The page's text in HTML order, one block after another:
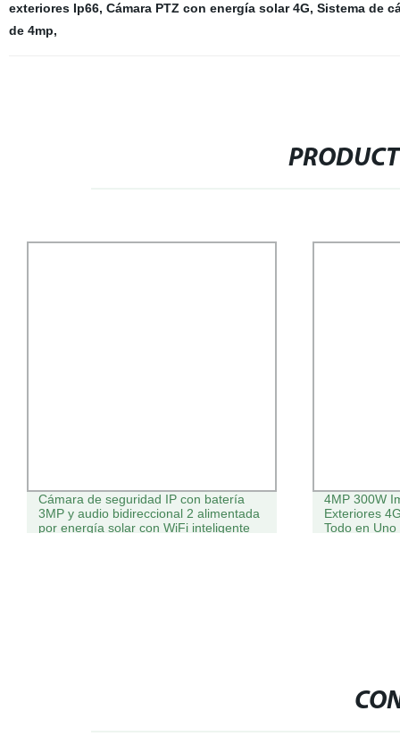
exteriores Ip66, Cámara PTZ con energía solar 4G, Sistema de
de 4mp,
Cámara de seguridad IP con batería
3MP y audio bidireccional 2 alimentada
por energía solar con WiFi inteligente
4MP 300W
Exteriores
Todo en